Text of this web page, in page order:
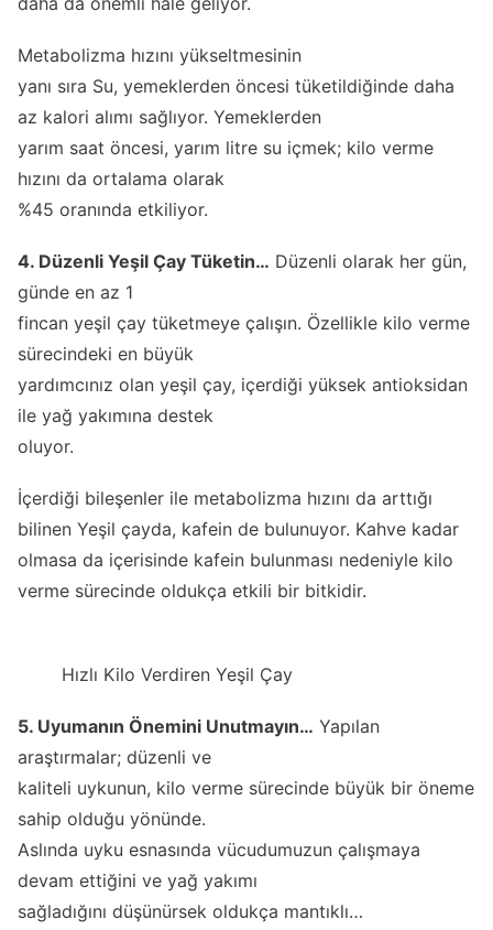
Metabolizma hızını yükseltmesinin
yanı sıra Su, yemeklerden öncesi tüketildiğinde daha
az kalori alımı sağlıyor. Yemeklerden
yarım saat öncesi, yarım litre su içmek; kilo verme
hızını da ortalama olarak
%45 oranında etkiliyor.
4. Düzenli Yeşil Çay Tüketin… Düzenli olarak her gün,
günde en az 1
fincan yeşil çay tüketmeye çalışın. Özellikle kilo verme
sürecindeki en büyük
yardımcınız olan yeşil çay, içerdiği yüksek antioksidan
ile yağ yakımına destek
oluyor.
İçerdiği bileşenler ile metabolizma hızını da arttığı
bilinen Yeşil çayda, kafein de bulunuyor. Kahve kadar
olmasa da içerisinde kafein bulunması nedeniyle kilo
verme sürecinde oldukça etkili bir bitkidir.
Hızlı Kilo Verdiren Yeşil Çay
5. Uyumanın Önemini Unutmayın… Yapılan
araştırmalar; düzenli ve
kaliteli uykunun, kilo verme sürecinde büyük bir öneme
sahip olduğu yönünde.
Aslında uyku esnasında vücudumuzun çalışmaya
devam ettiğini ve yağ yakımı
sağladığını düşünürsek oldukça mantıklı…